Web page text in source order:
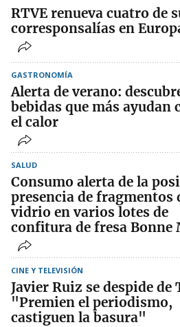
RTVE renueva cuatro de
corresponsalías en
GASTRONOMÍA
Alerta de verano:
bebidas que más ayudan
el calor
SALUD
Consumo alerta de la
presencia de fragmentos
vidrio en varios lotes de
confitura de fresa Bonne
CINE Y TELEVISIÓN
Javier Ruiz se despide de
"Premien el periodismo,
castiguen la basura"